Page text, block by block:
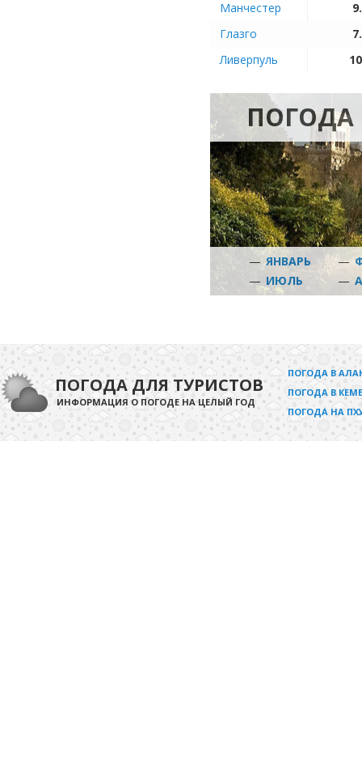
Манчестер
Глазго
Ливерпуль
— ЯНВАРЬ —
— ИЮЛЬ —
ПОГОДА ДЛЯ ТУРИСТОВ
ИНФОРМАЦИЯ О ПОГОДЕ НА ЦЕЛЫЙ ГОД
ПОГОДА В
ПОГОДА В
ПОГОДА НА